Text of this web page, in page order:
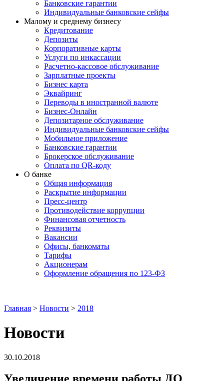
Банковские гарантии
Индивидуальные банковские сейфы
Малому и среднему бизнесу
Кредитование
Депозиты
Корпоративные карты
Услуги по инкассации
Расчетно-кассовое обслуживание
Зарплатные проекты
Бизнес карта
Эквайринг
Переводы в иностранной валюте
Бизнес-Онлайн
Депозитарное обслуживание
Индивидуальные банковские сейфы
Мобильное приложение
Банковские гарантии
Брокерское обслуживание
Оплата по QR-коду
О банке
Общая информация
Раскрытие информации
Пресс-центр
Противодействие коррупции
Финансовая отчетность
Реквизиты
Вакансии
Офисы, банкоматы
Тарифы
Акционерам
Оформление обращения по 123-ФЗ
Главная > Новости > 2018
Новости
30.10.2018
Увеличение времени работы ДО